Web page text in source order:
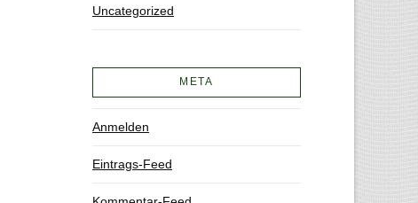
Uncategorized
META
Anmelden
Eintrags-Feed